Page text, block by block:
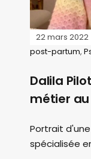
22 mars 2022
post-partum,
Dalila
métier
Portrait
spécialisée